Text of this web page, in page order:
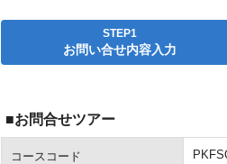
STEP1
お問い合せ内容入力
■お問合せツアー
コースコード